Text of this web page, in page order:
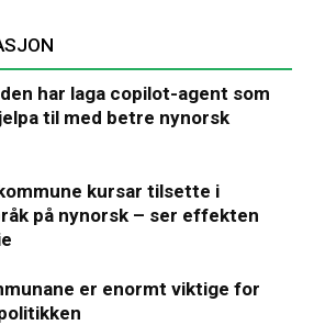
har laga copilot-agent som
til med betre nynorsk
kursar tilsette i
på nynorsk – ser effekten
er enormt viktige for